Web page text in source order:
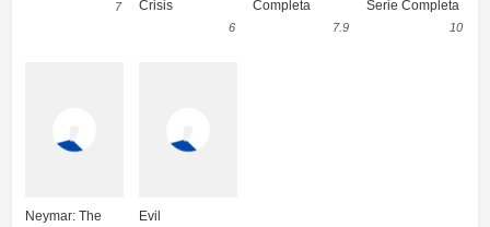
7
Crisis
6
Completa
7.9
Serie Completa
10
Neymar: The
Evil